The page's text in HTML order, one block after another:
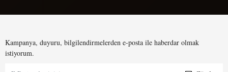
Kampanya, duyuru, bilgilendirmelerden e-posta ile haberdar olmak
istiyorum.